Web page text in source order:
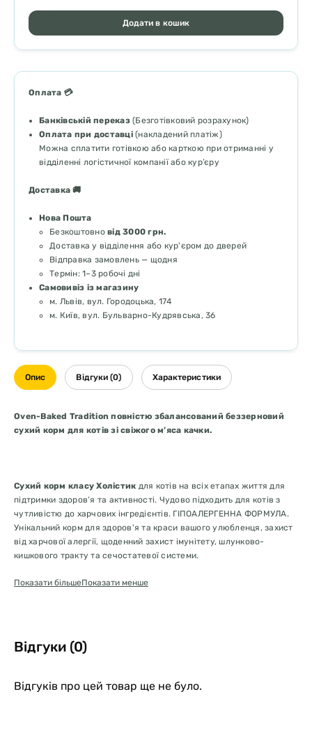
Додати в кошик
Оплата 💳
Банківській переказ(Безготівковий розрахунок)
Оплата при доставці(накладений платіж)
Можна сплатити готівкою або карткою при отриманні у
відділенні логістичної компанії або кур’єру
Доставка 🚚
Нова Пошта
Безкоштовно від 3000 грн.
Доставка у відділення або кур'єром до дверей
Відправка замовлень — щодня
Термін: 1–3 робочі дні
Самовивіз із магазину
м. Львів, вул. Городоцька, 174
м. Київ, вул. Бульварно-Кудрявська, 36
Опис Відгуки (0) Характеристики
Oven-Baked Tradition повністю збалансований беззерновий
сухий корм для котів зі свіжого м’яса качки.
Сухий корм класу Холістик для котів на всіх етапах життя для
підтримки здоров’я та активності. Чудово підходить для котів з
чутливістю до харчових інгредієнтів. ГІПОАЛЕРГЕННА ФОРМУЛА.
Унікальний корм для здоров'я та краси вашого улюбленця, захист
від харчової алергії, щоденний захист імунітету, шлунково-
кишкового тракту та сечостатевої системи.
засвоєння інгредієнтів, зберігає цілісність білків і необхідних
вітамінів.
Показати більшеПоказати менше
Відгуки (0)
Відгуків про цей товар ще не було.